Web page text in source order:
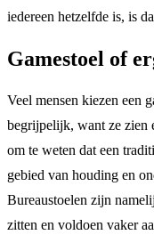
iedereen hetzelfde is, is
Gamestoel of
Veel mensen kiezen een
begrijpelijk, want ze zien
om te weten dat een
gebied van houding en
Bureaustoelen zijn
zitten en voldoen vaker